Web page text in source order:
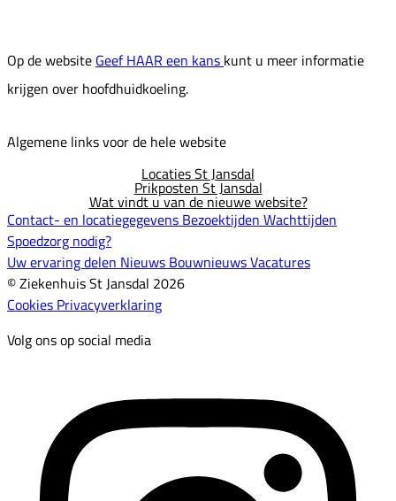
Op de website Geef HAAR een kans kunt u meer informatie
krijgen over hoofdhuidkoeling.
Algemene links voor de hele website
Locaties St Jansdal
Prikposten St Jansdal
Wat vindt u van de nieuwe website?
Contact- en locatiegegevens Bezoektijden Wachttijden
Spoedzorg nodig?
Uw ervaring delen Nieuws BouwnieuwsVacatures
© Ziekenhuis St Jansdal 2026
Cookies Privacyverklaring
Volg ons op social media